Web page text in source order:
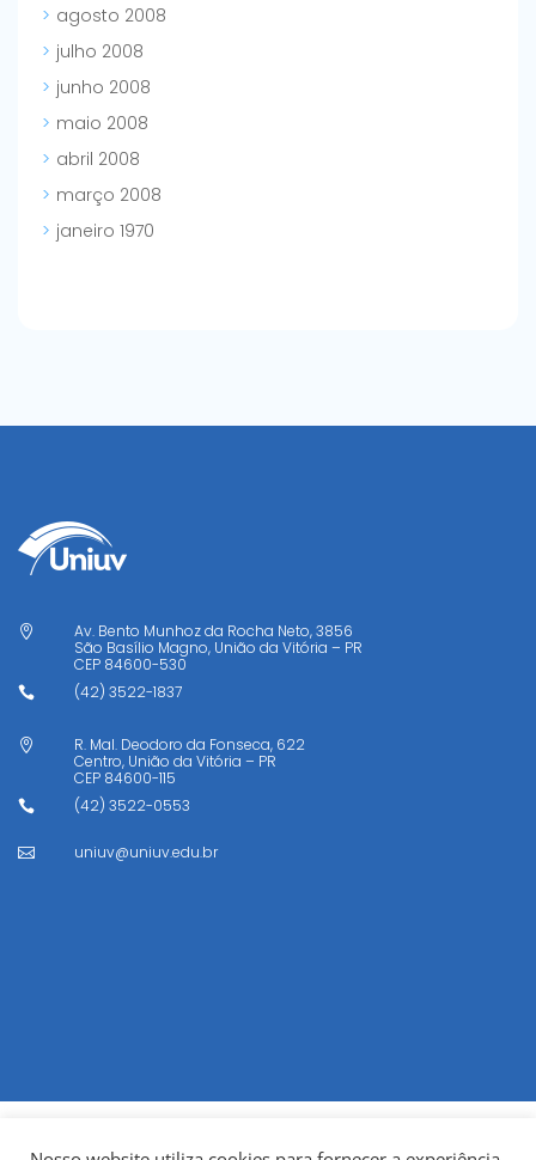
agosto 2008
julho 2008
junho 2008
maio 2008
abril 2008
março 2008
janeiro 1970

Av. Bento Munhoz da Rocha Neto, 3856
São Basílio Magno, União da Vitória – PR
CEP 84600-530
 (42) 3522-1837

R. Mal. Deodoro da Fonseca, 622
Centro, União da Vitória – PR
CEP 84600-115
 (42) 3522-0553
 uniuv@uniuv.edu.br